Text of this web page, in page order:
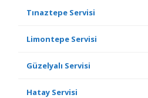
Tınaztepe Servisi
Limontepe Servisi
Güzelyalı Servisi
Hatay Servisi